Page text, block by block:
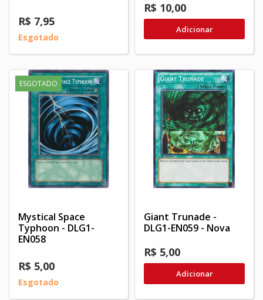
R$ 7,95
Esgotado
R$ 10,00
Adicionar
ESGOTADO
Mystical Space
Typhoon - DLG1-
EN058
R$ 5,00
Esgotado
Giant Trunade -
DLG1-EN059 - Nova
R$ 5,00
Adicionar